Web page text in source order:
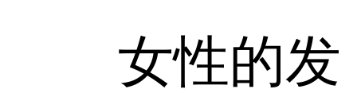
女性的发